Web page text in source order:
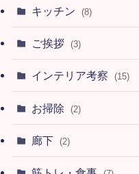
キッチン (8)
ご挨拶 (3)
インテリア考察 (15)
お掃除 (2)
廊下 (2)